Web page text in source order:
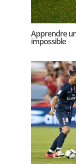
Apprendre
impossible